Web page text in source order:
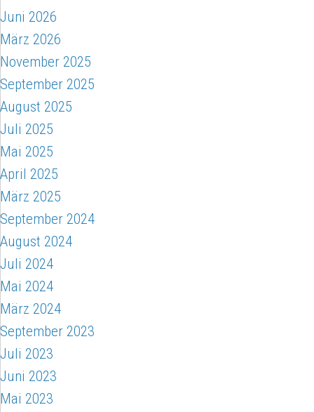
Juni 2026
März 2026
November 2025
September 2025
August 2025
Juli 2025
Mai 2025
April 2025
März 2025
September 2024
August 2024
Juli 2024
Mai 2024
März 2024
September 2023
Juli 2023
Juni 2023
Mai 2023